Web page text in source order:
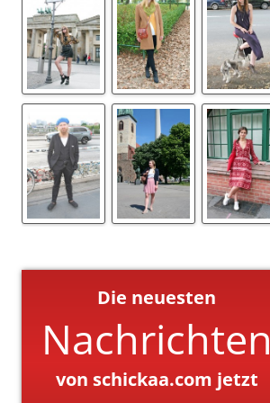
Die neuesten
Nachrichten
von schickaa.com jetzt